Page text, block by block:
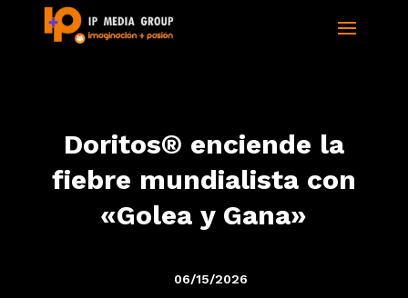
Doritos® enciende la
fiebre mundialista con
«Golea y Gana»
06/15/2026